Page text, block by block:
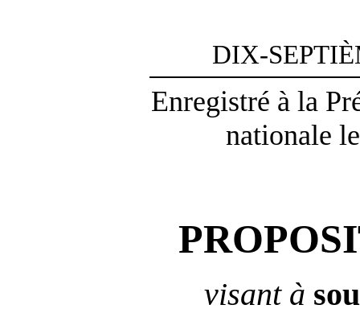
DIX-
Enregistré à la
nationale
visant à